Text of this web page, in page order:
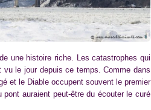
une histoire riche. Les catastrophes qui
vu le jour depuis ce temps. Comme dans
et le Diable occupent souvent le premier
auraient peut-être du écouter le curé